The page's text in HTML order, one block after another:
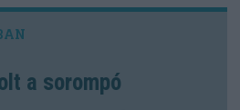
a sorompó